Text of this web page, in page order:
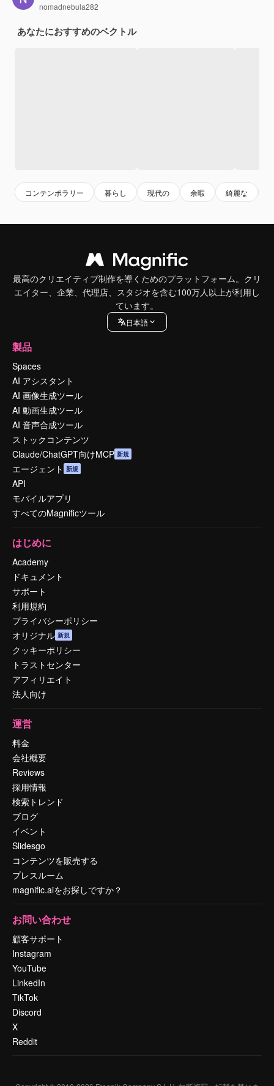
nomadnebula282
あなたにおすすめのベクトル
コンテンポラリー 暮らし 現代の 余暇 綺麗な
最高のクリエイティブ制作を導くためのプラットフォーム。クリ
エイター、企業、代理店、スタジオを含む100万人以上が利用し
ています。
日本語
製品
Spaces
AI アシスタント
AI 画像生成ツール
AI 動画生成ツール
AI 音声合成ツール
ストックコンテンツ
Claude/ChatGPT向けMCP 新規
エージェント 新規
API
モバイルアプリ
すべてのMagnificツール
はじめに
Academy
ドキュメント
サポート
利用規約
プライバシーポリシー
オリジナル 新規
クッキーポリシー
トラストセンター
アフィリエイト
法人向け
運営
料金
会社概要
Reviews
採用情報
検索トレンド
ブログ
イベント
Slidesgo
コンテンツを販売する
プレスルーム
magnific.aiをお探しですか？
お問い合わせ
顧客サポート
Instagram
YouTube
LinkedIn
TikTok
Discord
X
Reddit